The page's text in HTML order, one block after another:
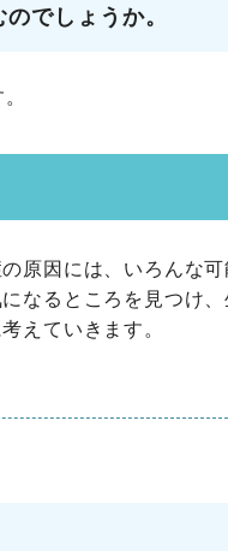
でしょうか。
原因には、いろんな
なるところを見つけ
えていきます。